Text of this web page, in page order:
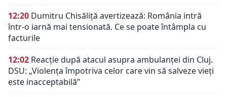
12:20 Dumitru Chisăliță avertizează: România intră
într-o iarnă mai tensionată. Ce se poate întâmpla cu
facturile
12:02 Reacție după atacul asupra ambulanței din Cluj.
DSU: „Violența împotriva celor care vin să salveze vieți
este inacceptabilă”